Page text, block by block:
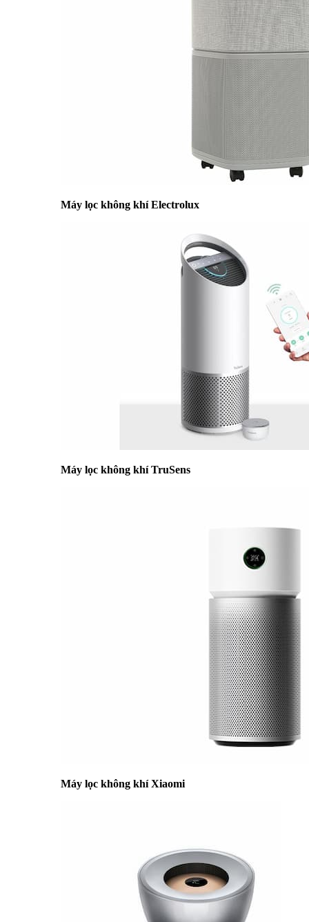
Máy lọc không khí Electrolux
Máy lọc không khí TruSens
Máy lọc không khí Xiaomi